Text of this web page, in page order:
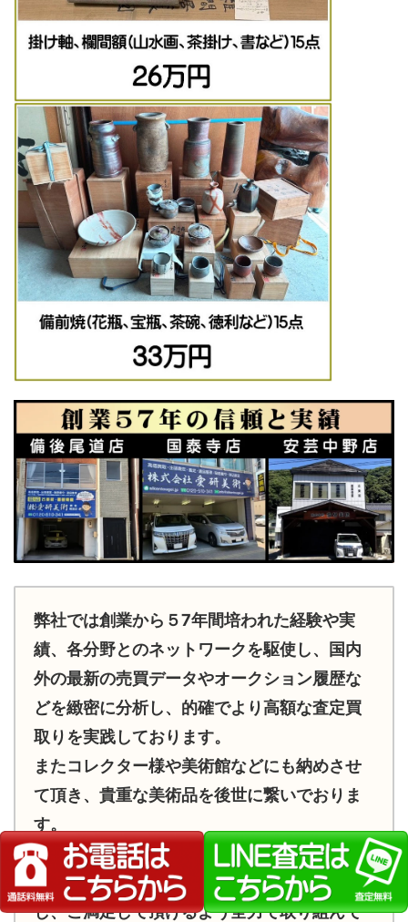
弊社では創業から５7年間培われた経験や実
績、各分野とのネットワークを駆使し、国内
外の最新の売買データやオークション履歴な
どを緻密に分析し、的確でより高額な査定買
取りを実践しております。
またコレクター様や美術館などにも納めさせ
て頂き、貴重な美術品を後世に繋いでおりま
す。
地域の皆様に愛されて５7年、多大な感謝と共
に、これからもご依頼者様の信頼にお応え
し、ご満足して頂けるよう全力で取り組んで